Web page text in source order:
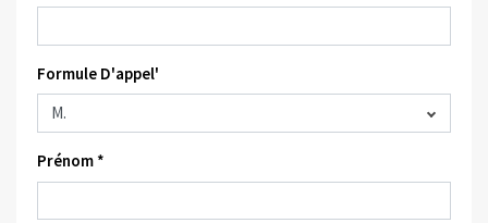
Formule D'appel'
Prénom *